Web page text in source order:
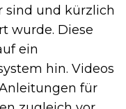
sind und kürzlich
wurde. Diese
ein
hin. Videos
für